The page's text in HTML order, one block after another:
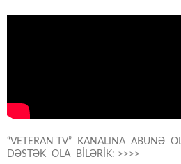
“VETERAN TV” KANALINA ABUNƏ
DƏSTƏK OLA BİLƏRİK: >>>>